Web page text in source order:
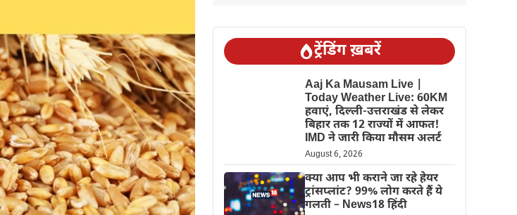
ट्रेंडिंग ख़बरें
Aaj Ka Mausam Live |
Today Weather Live: 60KM
हवाएं, दिल्ली-उत्तराखंड से लेकर
बिहार तक 12 राज्यों में आफत!
IMD ने जारी किया मौसम अलर्ट
August 6, 2026
क्या आप भी कराने जा रहे हेयर
ट्रांसप्लांट? 99% लोग करते हैं ये
गलती – News18 हिंदी